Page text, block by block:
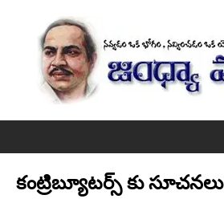
కంట్రిబ్యూటర్స్ కు సూచనలు